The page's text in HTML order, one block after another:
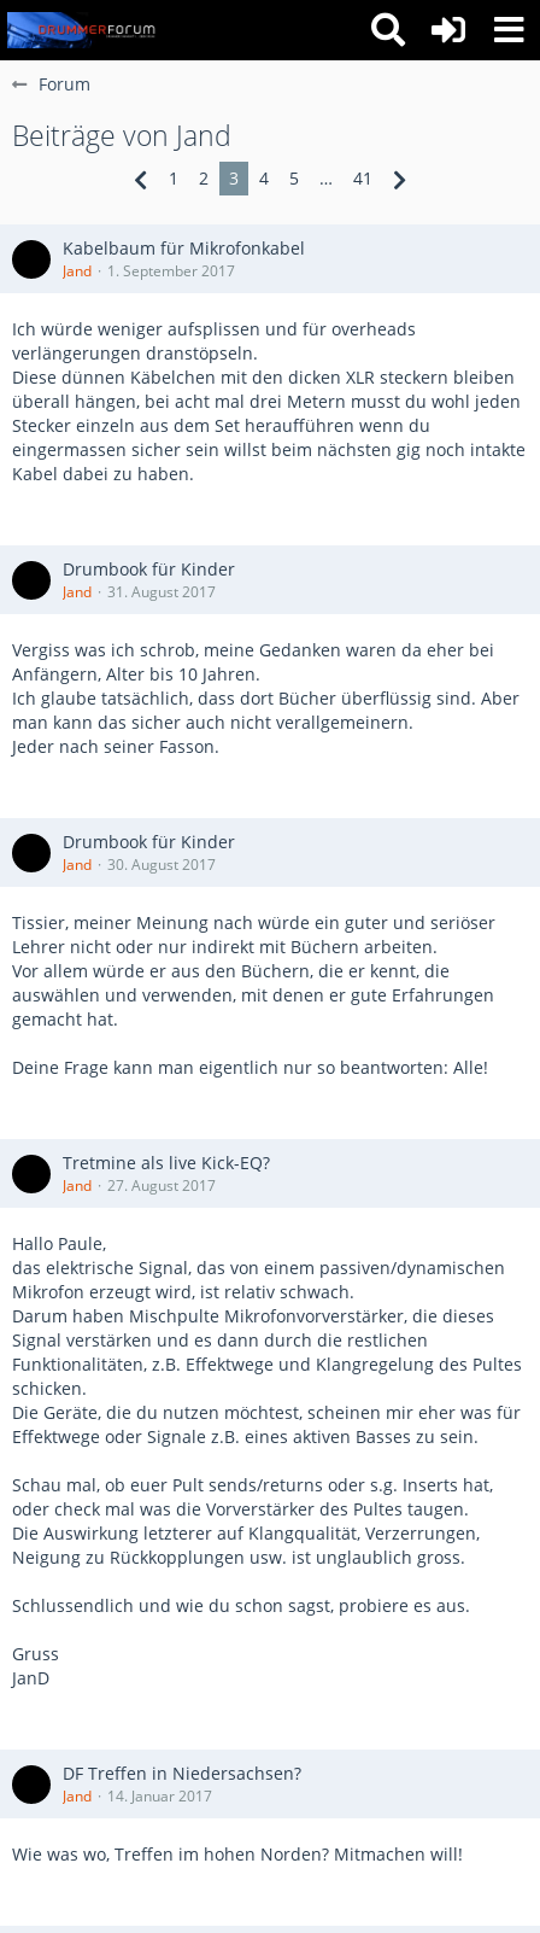
Forum
Beiträge von Jand
1 2 3 4 5 … 41
Kabelbaum für Mikrofonkabel
Jand 1. September 2017
Ich würde weniger aufsplissen und für overheads
verlängerungen dranstöpseln.
Diese dünnen Käbelchen mit den dicken XLR steckern bleiben
überall hängen, bei acht mal drei Metern musst du wohl jeden
Stecker einzeln aus dem Set heraufführen wenn du
eingermassen sicher sein willst beim nächsten gig noch intakte
Kabel dabei zu haben.
Drumbook für Kinder
Jand 31. August 2017
Vergiss was ich schrob, meine Gedanken waren da eher bei
Anfängern, Alter bis 10 Jahren.
Ich glaube tatsächlich, dass dort Bücher überflüssig sind. Aber
man kann das sicher auch nicht verallgemeinern.
Jeder nach seiner Fasson.
Drumbook für Kinder
Jand 30. August 2017
Tissier, meiner Meinung nach würde ein guter und seriöser
Lehrer nicht oder nur indirekt mit Büchern arbeiten.
Vor allem würde er aus den Büchern, die er kennt, die
auswählen und verwenden, mit denen er gute Erfahrungen
gemacht hat.
Deine Frage kann man eigentlich nur so beantworten: Alle!
Tretmine als live Kick-EQ?
Jand 27. August 2017
Hallo Paule,
das elektrische Signal, das von einem passiven/dynamischen
Mikrofon erzeugt wird, ist relativ schwach.
Darum haben Mischpulte Mikrofonvorverstärker, die dieses
Signal verstärken und es dann durch die restlichen
Funktionalitäten, z.B. Effektwege und Klangregelung des Pultes
schicken.
Die Geräte, die du nutzen möchtest, scheinen mir eher was für
Effektwege oder Signale z.B. eines aktiven Basses zu sein.
Schau mal, ob euer Pult sends/returns oder s.g. Inserts hat,
oder check mal was die Vorverstärker des Pultes taugen.
Die Auswirkung letzterer auf Klangqualität, Verzerrungen,
Neigung zu Rückkopplungen usw. ist unglaublich gross.
Schlussendlich und wie du schon sagst, probiere es aus.
Gruss
JanD
DF Treffen in Niedersachsen?
Jand 14. Januar 2017
Wie was wo, Treffen im hohen Norden? Mitmachen will!